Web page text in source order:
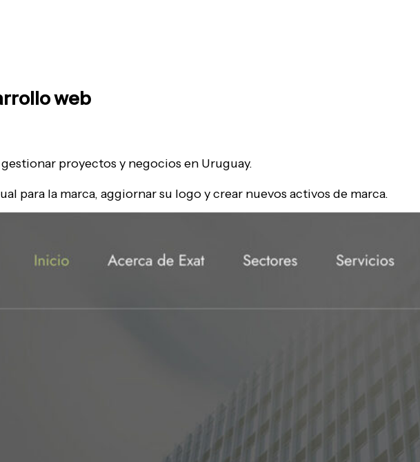
web
proyectos y negocios en Uruguay.
para la marca, aggiornar su logo y crear nuevos activos de marca.